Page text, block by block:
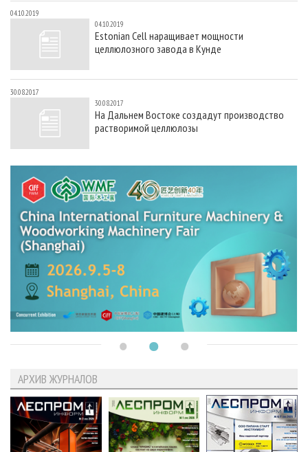
04.10.2019
04.10.2019
Estonian Cell наращивает мощности
целлюлозного завода в Кунде
30.08.2017
30.08.2017
На Дальнем Востоке создадут производство
растворимой целлюлозы
АРХИВ ЖУРНАЛОВ